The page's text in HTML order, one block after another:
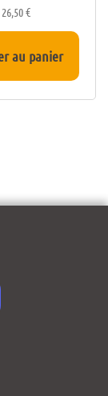
26,50€
au panier